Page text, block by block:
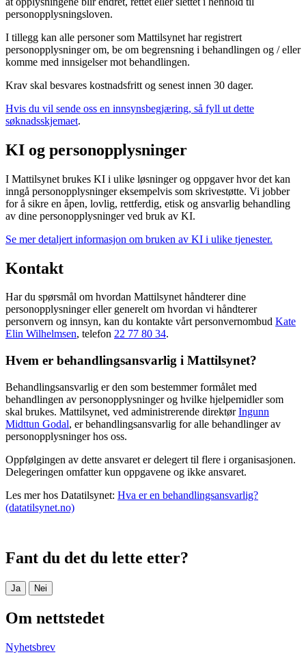
personopplysningsloven.
I tillegg kan alle personer som Mattilsynet har registrert
personopplysninger om, be om begrensning i behandlingen og / eller
komme med innsigelser mot behandlingen.
Krav skal besvares kostnadsfritt og senest innen 30 dager.
Hvis du vil sende oss en innsynsbegjæring, så fyll ut dette
søknadsskjemaet.
KI og personopplysninger
I Mattilsynet brukes KI i ulike løsninger og oppgaver hvor det kan
inngå personopplysninger eksempelvis som skrivestøtte. Vi jobber
for å sikre en åpen, lovlig, rettferdig, etisk og ansvarlig behandling
av dine personopplysninger ved bruk av KI.
Se mer detaljert informasjon om bruken av KI i ulike tjenester.
Kontakt
Har du spørsmål om hvordan Mattilsynet håndterer dine
personopplysninger eller generelt om hvordan vi håndterer
personvern og innsyn, kan du kontakte vårt personvernombud Kate
Elin Wilhelmsen, telefon 22 77 80 34.
Hvem er behandlingsansvarlig i Mattilsynet?
Behandlingsansvarlig er den som bestemmer formålet med
behandlingen av personopplysninger og hvilke hjelpemidler som
skal brukes. Mattilsynet, ved administrerende direktørIngunn
Midttun Godal, er behandlingsansvarlig for alle behandlinger av
personopplysninger hos oss.
Oppfølgingen av dette ansvaret er delegert til flere i organisasjonen.
Delegeringen omfatter kun oppgavene og ikke ansvaret.
Les mer hos Datatilsynet: Hva er en behandlingsansvarlig?
(datatilsynet.no)
Fant du det du lette etter?
Ja Nei
Om nettstedet
Nyhetsbrev